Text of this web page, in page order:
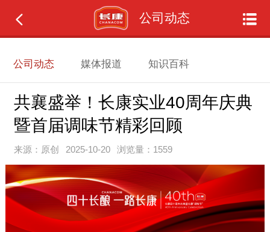
公司动态
公司动态 媒体报道 知识百科
共襄盛举！长康实业40周年庆典
暨首届调味节精彩回顾
来源：原创 2025-10-20 浏览量：1559